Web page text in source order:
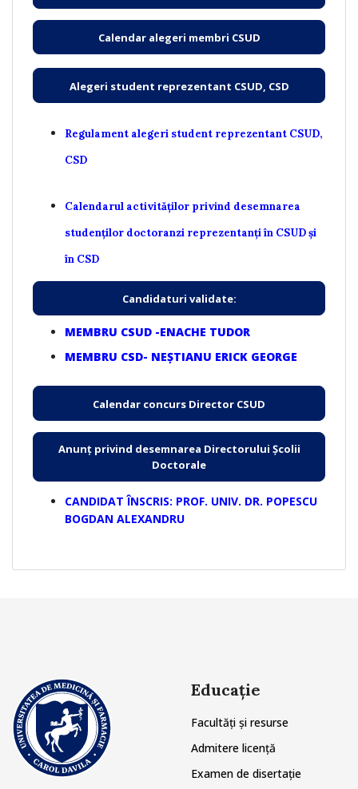
Calendar alegeri membri CSUD
Alegeri student reprezentant CSUD, CSD
Regulament alegeri student reprezentant CSUD,
CSD
Calendarul activităților privind desemnarea
studenților doctoranzi reprezentanți în CSUD și
în CSD
Candidaturi validate:
MEMBRU CSUD -ENACHE TUDOR
MEMBRU CSD- NEȘTIANU ERICK GEORGE
Calendar concurs Director CSUD
Anunț privind desemnarea Directorului Școlii
Doctorale
CANDIDAT ÎNSCRIS: PROF. UNIV. DR. POPESCU
BOGDAN ALEXANDRU
Educație
Facultăți și resurse
Admitere licență
Examen de disertație